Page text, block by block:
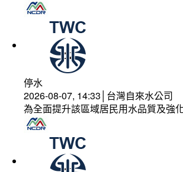
停水
2026-08-07, 14:33│台灣自來水公司
為全面提升該區域居民用水品質及強